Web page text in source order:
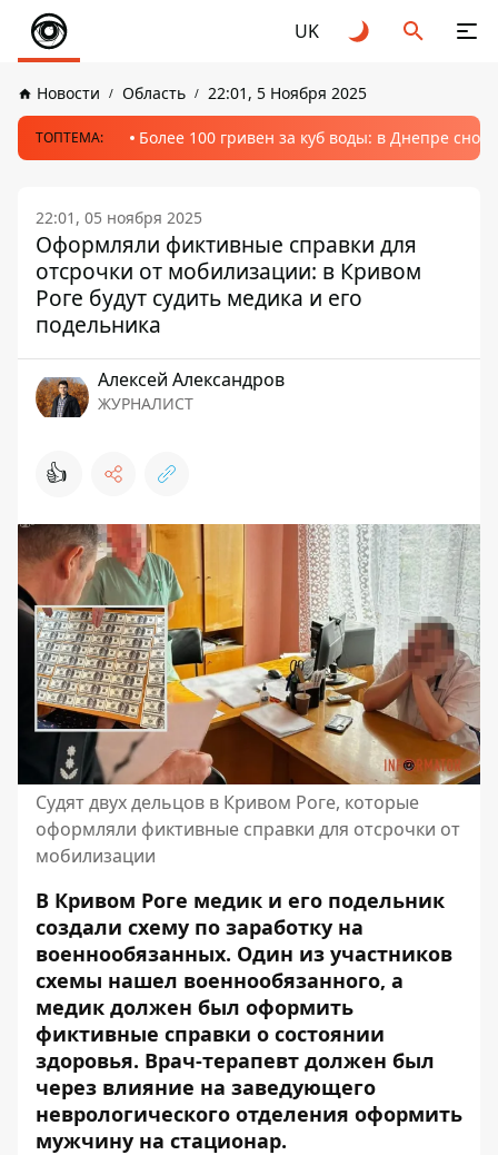
UK
Новости Область 22:01, 5 Ноября 2025
ТОПТЕМА: Более 100 гривен за куб воды: в Днепре
22:01, 05 ноября 2025
Оформляли фиктивные справки для
отсрочки от мобилизации: в Кривом
Роге будут судить медика и его
подельника
Алексей Александров
ЖУРНАЛИСТ
👍
Судят двух дельцов в Кривом Роге, которые
оформляли фиктивные справки для отсрочки от
мобилизации
В Кривом Роге медик и его подельник
создали схему по заработку на
военнообязанных. Один из участников
схемы нашел военнообязанного, а
медик должен был оформить
фиктивные справки о состоянии
здоровья. Врач-терапевт должен был
через влияние на заведующего
неврологического отделения оформить
мужчину на стационар.